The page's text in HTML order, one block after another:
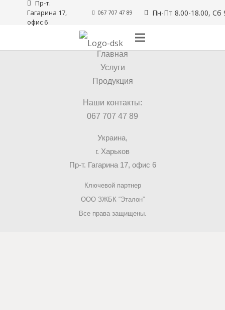
Пр-т.
Гагарина 17,
офис 6
067 707 47 89 Пн-Пт 8.00-18.00, Сб
© 2025 ДСК Груп
Главная
Услуги
Продукция
Наши контакты:
067 707 47 89
Украина,
г. Харьков
Пр-т. Гагарина 17, офис 6
Ключевой партнер
ООО ЗЖБК “Эталон”
Все права защищены.